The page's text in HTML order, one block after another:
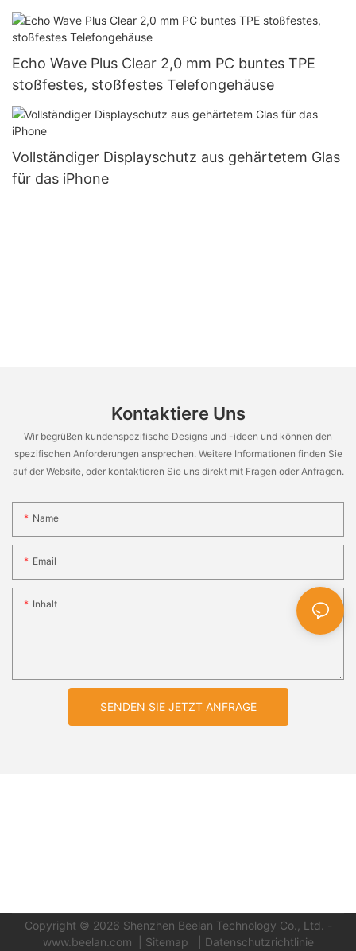
Echo Wave Plus Clear 2,0 mm PC buntes TPE
stoßfestes, stoßfestes Telefongehäuse
Vollständiger Displayschutz aus gehärtetem Glas
für das iPhone
Kontaktiere Uns
Wir begrüßen kundenspezifische Designs und -ideen und können den
spezifischen Anforderungen ansprechen. Weitere Informationen finden Sie
auf der Website, oder kontaktieren Sie uns direkt mit Fragen oder Anfragen.
Name
Email
Inhalt
SENDEN SIE JETZT ANFRAGE
Copyright © 2026 Shenzhen Beelan Technology Co., Ltd. -
www.beelan.com
Sitemap | Datenschutzrichtlinie